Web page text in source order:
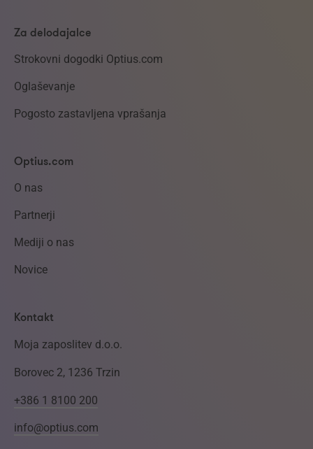
Za delodajalce
Strokovni dogodki Optius.com
Oglaševanje
Pogosto zastavljena vprašanja
Optius.com
O nas
Partnerji
Mediji o nas
Novice
Kontakt
Moja zaposlitev d.o.o.
Borovec 2, 1236 Trzin
+386 1 8100 200
info@optius.com